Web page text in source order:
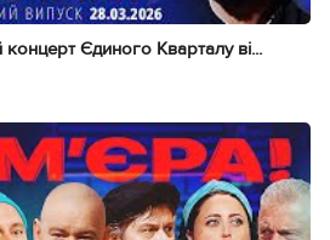
Єдиного Кварталу ві...